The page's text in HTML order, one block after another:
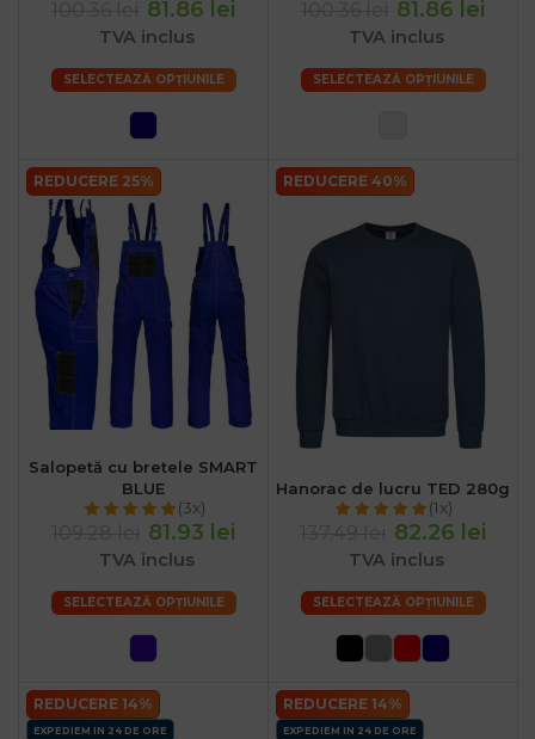
81.86 lei
TVA inclus
SELECTEAZĂ OPȚIUNILE
81.86 lei
TVA inclus
SELECTEAZĂ OPȚIUNILE
REDUCERE 25%
Salopetă cu bretele SMART
BLUE
(3x)
81.93 lei
TVA inclus
SELECTEAZĂ OPȚIUNILE
REDUCERE 40%
Hanorac de lucru TED 280g
(1x)
82.26 lei
TVA inclus
SELECTEAZĂ OPȚIUNILE
REDUCERE 14%
EXPEDIEM IN 24 DE ORE
REDUCERE 14%
EXPEDIEM IN 24 DE ORE